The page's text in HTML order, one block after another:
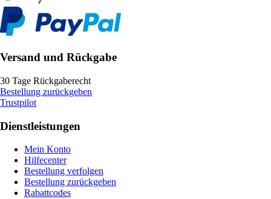
Versand und Rückgabe
30 Tage Rückgaberecht
Bestellung zurückgeben
Trustpilot
Dienstleistungen
Mein Konto
Hilfecenter
Bestellung verfolgen
Bestellung zurückgeben
Rabattcodes